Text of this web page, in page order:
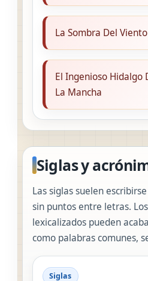
La Sombra Del Viento
El Ingenioso Hidalgo
La Mancha
Siglas y
Las siglas suelen
sin puntos entre letras.
lexicalizados pueden
como palabras comunes,
Siglas